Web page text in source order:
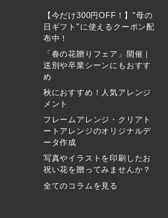
【今だけ300円OFF！】"母の
日ギフト"に使えるクーポン配
布中！
「春の花贈りフェア」開催｜
送別や卒業シーンにもおすす
め
秋におすすめ！人気アレンジ
メント
フレームアレンジ・クリアト
ートアレンジのオリジナルデ
ータ作成
写真やイラストを印刷したお
祝い花を贈ってみませんか？
全てのコラムを見る